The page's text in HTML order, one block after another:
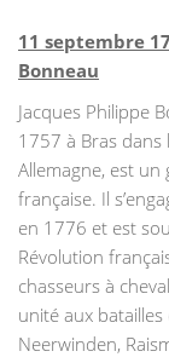
11 septembre
Bonneau
Jacques Philippe
1757 à Bras
Allemagne, est un
française. Il
en 1776 et est
Révolution
chasseurs à
unité aux batailles
Neerwinden,